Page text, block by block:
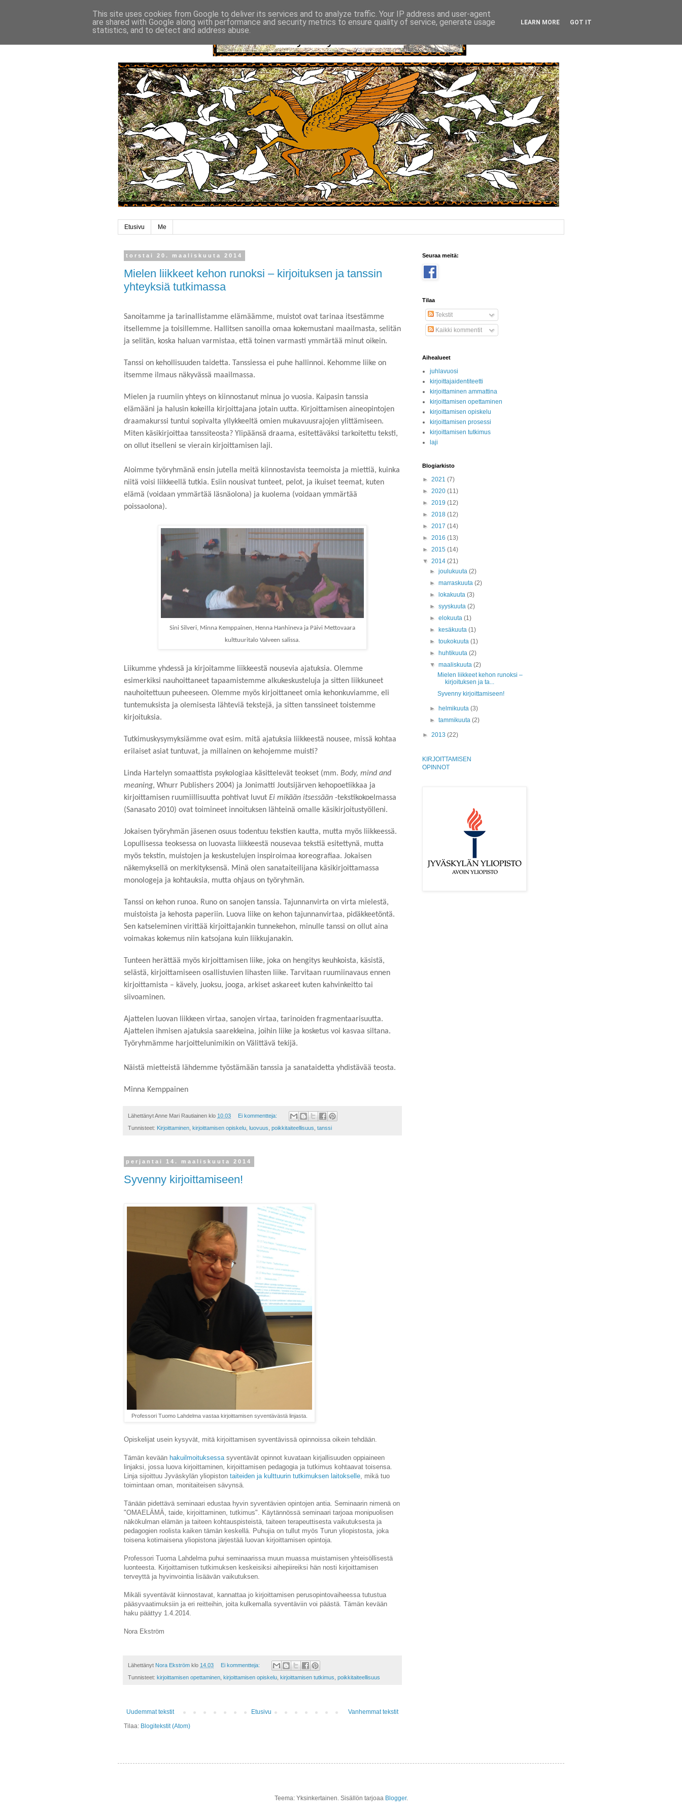
Etusivu Me
torstai 20. maaliskuuta 2014
Mielen liikkeet kehon runoksi – kirjoituksen ja tanssin
yhteyksiä tutkimassa
Sanoitamme ja tarinallistamme elämäämme, muistot ovat tarinaa itsestämme
itsellemme ja toisillemme. Hallitsen sanoilla omaa kokemustani maailmasta, selitän
ja selitän, koska haluan varmistaa, että toinen varmasti ymmärtää minut oikein.
Tanssi on kehollisuuden taidetta. Tanssiessa ei puhe hallinnoi. Kehomme liike on
itsemme ilmaus näkyvässä maailmassa.
Mielen ja ruumiin yhteys on kiinnostanut minua jo vuosia. Kaipasin tanssia
elämääni ja halusin kokeilla kirjoittajana jotain uutta. Kirjoittamisen aineopintojen
draamakurssi tuntui sopivalta yllykkeeltä omien mukavuusrajojen ylittämiseen.
Miten käsikirjoittaa tanssiteosta? Ylipäänsä draama, esitettäväksi tarkoitettu teksti,
on ollut itselleni se vierain kirjoittamisen laji.
Aloimme työryhmänä ensin jutella meitä kiinnostavista teemoista ja miettiä, kuinka
niitä voisi liikkeellä tutkia. Esiin nousivat tunteet, pelot, ja ikuiset teemat, kuten
elämä (voidaan ymmärtää läsnäolona) ja kuolema (voidaan ymmärtää
poissaolona).
Sini Silveri, Minna Kemppainen, Henna Hanhineva ja Päivi Mettovaara
kulttuuritalo Valveen salissa.
Liikumme yhdessä ja kirjoitamme liikkeestä nousevia ajatuksia. Olemme
esimerkiksi nauhoittaneet tapaamistemme alkukeskusteluja ja sitten liikkuneet
nauhoitettuun puheeseen. Olemme myös kirjoittaneet omia kehonkuviamme, eli
tuntemuksista ja olemisesta lähteviä tekstejä, ja sitten tanssineet toistemme
kirjoituksia.
Tutkimuskysymyksiämme ovat esim. mitä ajatuksia liikkeestä nousee, missä kohtaa
erilaiset asiat tuntuvat, ja millainen on kehojemme muisti?
Linda Hartelyn somaattista psykologiaa käsittelevät teokset (mm. Body, mind and
meaning, Whurr Publishers 2004) ja Jonimatti Joutsijärven kehopoetiikkaa ja
kirjoittamisen ruumiillisuutta pohtivat luvut Ei mikään itsessään -tekstikokoelmassa
(Sanasato 2010) ovat toimineet innoituksen lähteinä omalle käsikirjoitustyölleni.
Jokaisen työryhmän jäsenen osuus todentuu tekstien kautta, mutta myös liikkeessä.
Lopullisessa teoksessa on luovasta liikkeestä nousevaa tekstiä esitettynä, mutta
myös tekstin, muistojen ja keskustelujen inspiroimaa koreografiaa. Jokaisen
näkemyksellä on merkityksensä. Minä olen sanataiteilijana käsikirjoittamassa
monologeja ja kohtauksia, mutta ohjaus on työryhmän.
Tanssi on kehon runoa. Runo on sanojen tanssia. Tajunnanvirta on virta mielestä,
muistoista ja kehosta paperiin. Luova liike on kehon tajunnanvirtaa, pidäkkeetöntä.
Sen katseleminen virittää kirjoittajankin tunnekehon, minulle tanssi on ollut aina
voimakas kokemus niin katsojana kuin liikkujanakin.
Tunteen herättää myös kirjoittamisen liike, joka on hengitys keuhkoista, käsistä,
selästä, kirjoittamiseen osallistuvien lihasten liike. Tarvitaan ruumiinavaus ennen
kirjoittamista – kävely, juoksu, jooga, arkiset askareet kuten kahvinkeitto tai
siivoaminen.
Ajattelen luovan liikkeen virtaa, sanojen virtaa, tarinoiden fragmentaarisuutta.
Ajattelen ihmisen ajatuksia saarekkeina, joihin liike ja kosketus voi kasvaa siltana.
Työryhmämme harjoittelunimikin on Välittävä tekijä.
Näistä mietteistä lähdemme työstämään tanssia ja sanataidetta yhdistävää teosta.
Minna Kemppainen
LähettänytAnne Mari Rautiainen klo 10.03 Ei kommentteja:
Tunnisteet: Kirjoittaminen, kirjoittamisen opiskelu, luovuus, poikkitaiteellisuus, tanssi
perjantai 14. maaliskuuta 2014
Syvenny kirjoittamiseen!
Professori Tuomo Lahdelma vastaa kirjoittamisen syventävästä linjasta.
Opiskelijat usein kysyvät, mitä kirjoittamisen syventävissä opinnoissa oikein tehdään.
Tämän kevään hakuilmoituksessa syventävät opinnot kuvataan kirjallisuuden oppiaineen
linjaksi, jossa luova kirjoittaminen, kirjoittamisen pedagogia ja tutkimus kohtaavat toisensa.
Linja sijoittuu Jyväskylän yliopiston taiteiden ja kulttuurin tutkimuksen laitokselle , mikä tuo
toimintaan oman, monitaiteisen sävynsä.
Tänään pidettävä seminaari edustaa hyvin syventävien opintojen antia. Seminaarin nimenä on
"OMAELÄMÄ, taide, kirjoittaminen, tutkimus". Käytännössä seminaari tarjoaa monipuolisen
näkökulman elämän ja taiteen kohtauspisteistä, taiteen terapeuttisesta vaikutuksesta ja
pedagogien roolista kaiken tämän keskellä. Puhujia on tullut myös Turun yliopistosta, joka
toisena kotimaisena yliopistona järjestää luovan kirjoittamisen opintoja.
Professori Tuoma Lahdelma puhui seminaarissa muun muassa muistamisen yhteisöllisestä
luonteesta. Kirjoittamisen tutkimuksen keskeisiksi aihepiireiksi hän nosti kirjoittamisen
terveyttä ja hyvinvointia lisäävän vaikutuksen.
Mikäli syventävät kiinnostavat, kannattaa jo kirjoittamisen perusopintovaiheessa tutustua
pääsyvaatimuksiin ja eri reitteihin, joita kulkemalla syventäviin voi päästä. Tämän kevään
haku päättyy 1.4. 2014.
Nora Ekström
Lähettänyt Nora Ekström klo 14.03 Ei kommentteja:
Tunnisteet: kirjoittamisen opettaminen kirjoittamisen opiskelu kirjoittamisen tutkimus poikkitaiteellisuus
Uudemmat tekstit Vanhemmat tekstit
Etusivu
Tilaa: Blogitekstit (Atom)
Seuraa meitä:
Tilaa
Tekstit
Kaikki kommentit
Aihealueet
juhlavuosi
kirjoittajaidentiteetti
kirjoittaminen ammattina
kirjoittamisen opettaminen
kirjoittamisen opiskelu
kirjoittamisen prosessi
kirjoittamisen tutkimus
laji
Blogiarkisto
► 2021 (7)
► 2020 (11)
► 2019 (12)
► 2018 (12)
► 2017 (14)
► 2016 (13)
► 2015 (14)
▼ 2014 (21)
►joulukuuta(2)
►marraskuuta(2)
►
lokakuuta(3)
►syyskuuta(2)
►elokuuta(1)
►
kesäkuuta(1)
►toukokuuta(1)
►
huhtikuuta(2)
▼maaliskuuta(2)
Mielen liikkeet kehon runoksi –
kirjoituksen ja ta...
Syvenny kirjoittamiseen!
► helmikuuta(3)
►tammikuuta(2)
► 2013 (22)
KIRJOITTAMISEN
OPINNOT
Teema: Yksinkertainen. Sisällön tarjoaa Blogger.
This site uses cookies from Google to deliver its services and to analyze traffic. Your IP address and user-agent
are shared with Google along with performance and security metrics to ensure quality of service, generate usage
statistics, and to detect and address abuse.
LEARN MORE GOT IT